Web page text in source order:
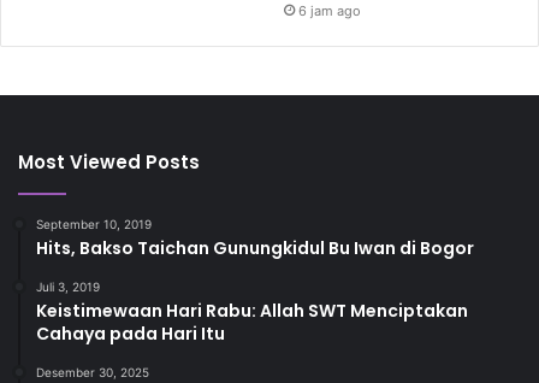
6 jam ago
Most Viewed Posts
September 10, 2019
Hits, Bakso Taichan Gunungkidul Bu Iwan di Bogor
Juli 3, 2019
Keistimewaan Hari Rabu: Allah SWT Menciptakan
Cahaya pada Hari Itu
Desember 30, 2025